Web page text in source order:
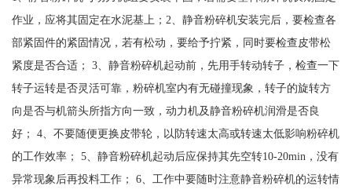
作业，应将其固定在水泥基上；2、静音粉碎机安装完后，要检查各
部紧固件的紧固情况，若有松动，要给予拧紧，同时要检查皮带松
紧度是否合适； 3、静音粉碎机起动前，先用手转动转子，检查一下
转子运转是否灵活可靠，粉碎机室内有无碰撞现象，转子的旋转方
向是否与机箭头所指方向一致，动力机及静音粉碎机润滑是否良
好； 4、不要随便更换皮带轮，以防转速太高或转速太低影响粉碎机
的工作效率； 5、静音粉碎机起动后应保持其先空转10-20min，没有
异常现象后再投料工作； 6、工作中要随时注意静音粉碎机的运转情